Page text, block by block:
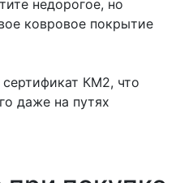
недорогое, но
ковровое покрытие
КМ2, что
даже на путях